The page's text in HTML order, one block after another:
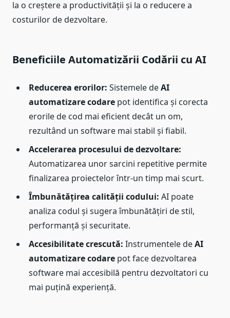
la o creștere a productivității și la o reducere a
costurilor de dezvoltare.
Beneficiile Automatizării Codării cu AI
Reducerea erorilor: Sistemele deAI
automatizare codare pot identifica și corecta
erorile de cod mai eficient decât un om,
rezultând un software mai stabil și fiabil.
Accelerarea procesului de dezvoltare:
Automatizarea unor sarcini repetitive permite
finalizarea proiectelor într-un timp mai scurt.
Îmbunătățirea calității codului: AI poate
analiza codul și sugera îmbunătățiri de stil,
performanță și securitate.
Accesibilitate crescută: Instrumentele deAI
automatizare codare pot face dezvoltarea
software mai accesibilă pentru dezvoltatori cu
mai puțină experiență.